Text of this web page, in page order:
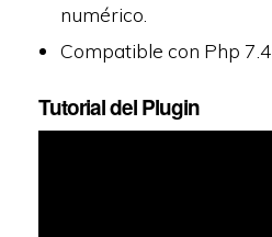
numérico.
Compatible con Php 7.4
Tutorial del Plugin